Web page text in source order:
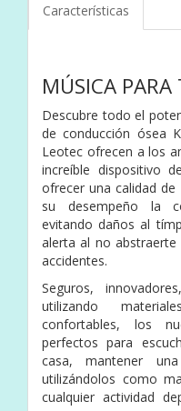
Características
MÚSICA PARA
Descubre todo el
de conducción ósea
Leotec ofrecen a los
increíble dispositivo
ofrecer una calidad
su desempeño la
evitando daños al
alerta al no
accidentes.
Seguros,
utilizando
confortables, los
perfectos para
casa, mantener
utilizándolos como
cualquier actividad